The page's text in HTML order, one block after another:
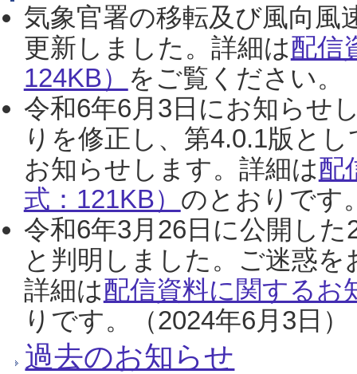
気象官署の移転及び風向風
更新しました。詳細は配信
124KB） をご覧ください。
令和6年6月3日にお知らせ
りを修正し、第4.0.1版と
お知らせします。詳細は配
式：121KB） のとおりです
令和6年3月26日に公開し
と判明しました。ご迷惑
詳細は配信資料に関するお
りです。（2024年6月3日）
過去のお知らせ